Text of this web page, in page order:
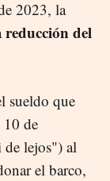
2023, la
reducción del
sueldo que
10 de
de lejos") al
el barco,